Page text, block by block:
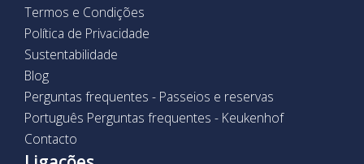
Termos e Condições
Política de Privacidade
Sustentabilidade
Blog
Perguntas frequentes - Passeios e reservas
Português Perguntas frequentes - Keukenhof
Contacto